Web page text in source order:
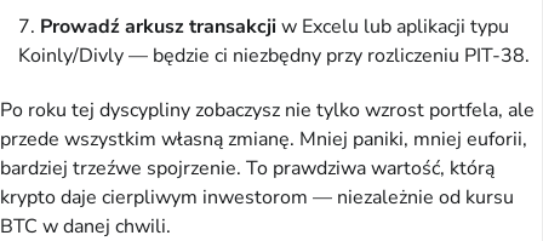
Prowadź arkusz transakcjiw Excelu lub aplikacji typu
Koinly/Divly — będzie ci niezbędny przy rozliczeniu PIT-38.
Po roku tej dyscypliny zobaczysz nie tylko wzrost portfela, ale
przede wszystkim własną zmianę. Mniej paniki, mniej euforii,
bardziej trzeźwe spojrzenie. To prawdziwa wartość, którą
krypto daje cierpliwym inwestorom — niezależnie od kursu
BTC w danej chwili.